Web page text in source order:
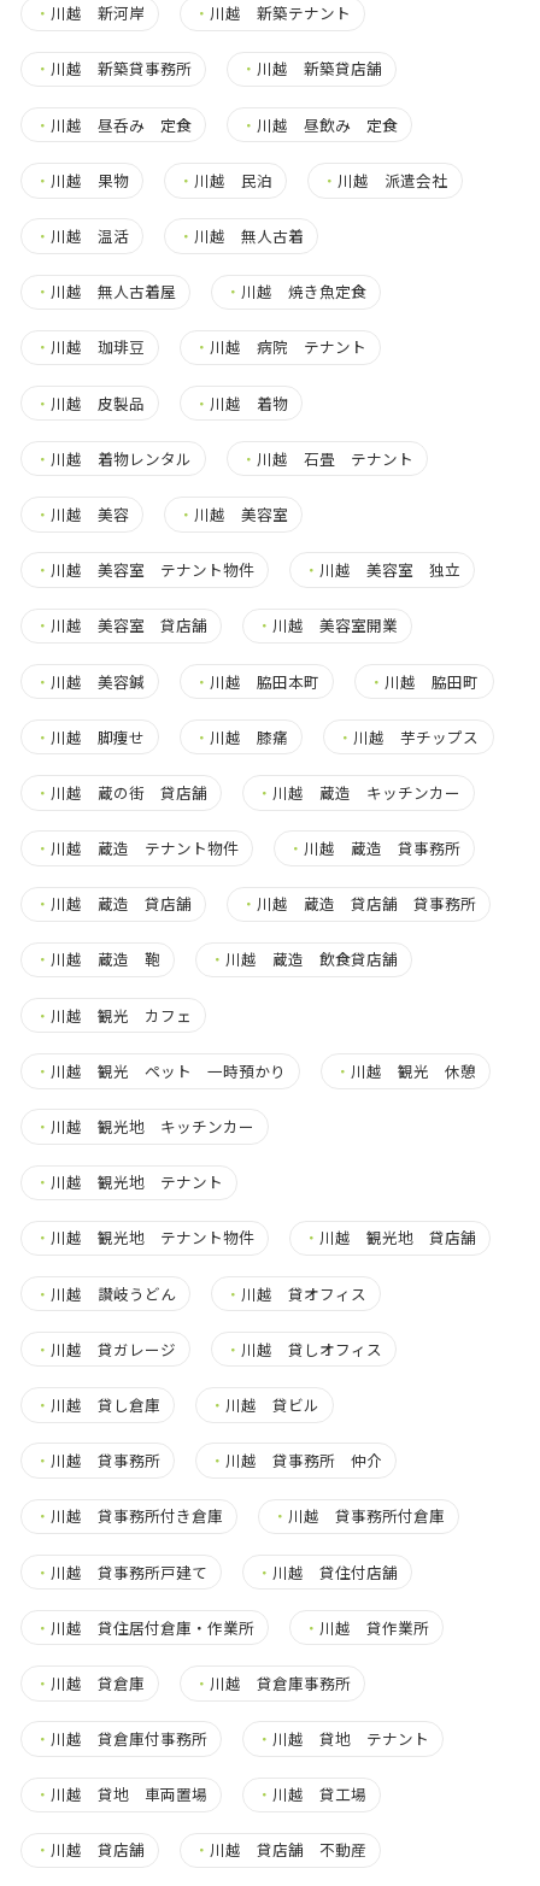
・ 川越 新河岸 ・ 川越 新築テナント
・ 川越 新築貸事務所 ・ 川越 新築貸店舗
・ 川越 昼呑み 定食 ・ 川越 昼飲み 定食
・ 川越 果物 ・ 川越 民泊 ・ 川越 派遣会社
・ 川越 温活 ・ 川越 無人古着
・ 川越 無人古着屋 ・ 川越 焼き魚定食
・ 川越 珈琲豆 ・ 川越 病院 テナント
・ 川越 皮製品 ・ 川越 着物
・ 川越 着物レンタル ・ 川越 石畳 テナント
・ 川越 美容 ・ 川越 美容室
・ 川越 美容室 テナント物件 ・ 川越 美容室 独立
・ 川越 美容室 貸店舗 ・ 川越 美容室開業
・ 川越 美容鍼 ・ 川越 脇田本町 ・ 川越 脇田町
・ 川越 脚痩せ ・ 川越 膝痛 ・ 川越 芋チップス
・ 川越 蔵の街 貸店舗 ・ 川越 蔵造 キッチンカー
・ 川越 蔵造 テナント物件 ・ 川越 蔵造 貸事務所
・ 川越 蔵造 貸店舗 ・ 川越 蔵造 貸店舗 貸事務所
・ 川越 蔵造 鞄 ・ 川越 蔵造 飲食貸店舗
・ 川越 観光 カフェ
・ 川越 観光 ペット 一時預かり ・ 川越 観光 休憩
・ 川越 観光地 キッチンカー
・ 川越 観光地 テナント
・ 川越 観光地 テナント物件 ・ 川越 観光地 貸店舗
・ 川越 讃岐うどん ・ 川越 貸オフィス
・ 川越 貸ガレージ ・ 川越 貸しオフィス
・ 川越 貸し倉庫 ・ 川越 貸ビル
・ 川越 貸事務所 ・ 川越 貸事務所 仲介
・ 川越 貸事務所付き倉庫 ・ 川越 貸事務所付倉庫
・ 川越 貸事務所戸建て ・ 川越 貸住付店舗
・ 川越 貸住居付倉庫・作業所 ・ 川越 貸作業所
・ 川越 貸倉庫 ・ 川越 貸倉庫事務所
・ 川越 貸倉庫付事務所 ・ 川越 貸地 テナント
・ 川越 貸地 車両置場 ・ 川越 貸工場
・ 川越 貸店舗 ・ 川越 貸店舗 不動産